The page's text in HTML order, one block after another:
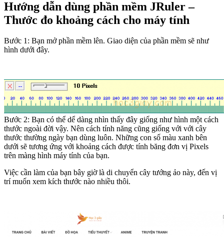
Hướng dẫn dùng phần mềm JRuler –
Thước đo khoảng cách cho máy tính
Bước 1: Bạn mở phần mềm lên. Giao diện của phần mềm sẽ như
hình dưới đây.
Bước 2: Bạn có thể dể dàng nhìn thấy đây giống như hình một cách
thước ngoài đời vậy. Nên cách tính năng cũng giống với với cây
thước thường ngày bạn dùng luôn. Những con số màu xanh bên
dưới sẽ tương ứng với khoảng cách được tính băng đơn vị Pixels
trên màng hình máy tính của bạn.
Việc cần làm của bạn bây giờ là di chuyển cây tướng ảo này, đến vị
trí muốn xem kích thước nào nhiều thôi.